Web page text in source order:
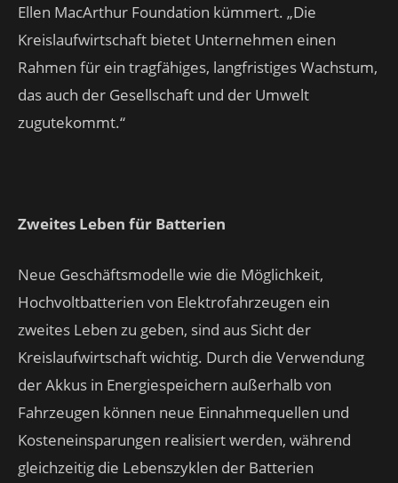
Ellen MacArthur Foundation kümmert. „Die
Kreislaufwirtschaft bietet Unternehmen einen
Rahmen für ein tragfähiges, langfristiges Wachstum,
das auch der Gesellschaft und der Umwelt
zugutekommt.“
Zweites Leben für Batterien
Neue Geschäftsmodelle wie die Möglichkeit,
Hochvoltbatterien von Elektrofahrzeugen ein
zweites Leben zu geben, sind aus Sicht der
Kreislaufwirtschaft wichtig. Durch die Verwendung
der Akkus in Energiespeichern außerhalb von
Fahrzeugen können neue Einnahmequellen und
Kosteneinsparungen realisiert werden, während
gleichzeitig die Lebenszyklen der Batterien